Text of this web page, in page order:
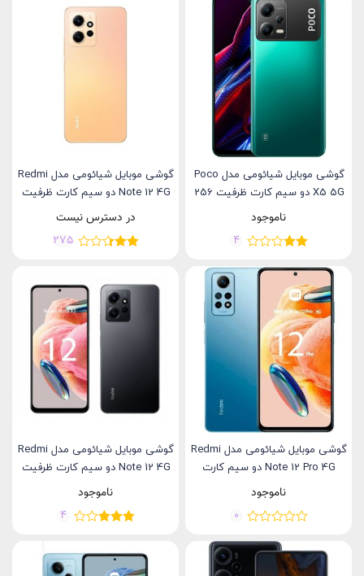
گوشی موبایل شیائومی مدل Poco
X5 5G دو سیم کارت ظرفیت 256
گیگابایت و رم 8 گیگابایتناموجود
4
گوشی موبایل شیائومی مدل Redmi
Note 12 4G دو سیم کارت ظرفیت
در دسترس نیست
275
گوشی موبایل شیائومی مدل Redmi
Note 12 Pro 4G دو سیم کارت
ناموجود
0
گوشی موبایل شیائومی مدل Redmi
Note 12 4G دو سیم کارت ظرفیت
ناموجود
4